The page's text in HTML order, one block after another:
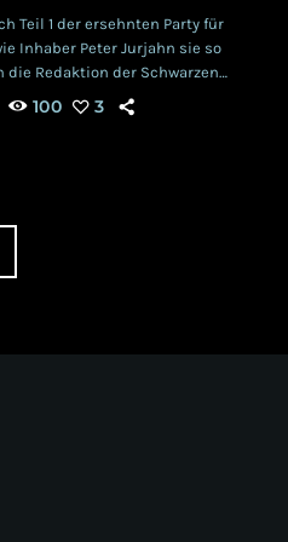
Teil 1 der ersehnten Party für
Inhaber Peter Jurjahn sie so
die Redaktion der Schwarzen
zuletzt erstellten Plakate, die
und machte sich auf einen
100 3